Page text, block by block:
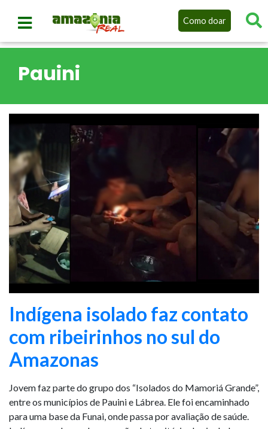
Como doar
Pauini
Indígena isolado faz contato
com ribeirinhos no sul do
Amazonas
Jovem faz parte do grupo dos “Isolados do Mamoriá Grande”,
entre os municípios de Pauini e Lábrea. Ele foi encaminhado
para uma base da Funai, onde passa por avaliação de saúde.